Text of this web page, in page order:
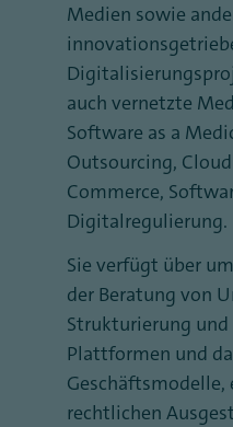
Medien sowie
auch vernetzte
Software as a
Outsourcing,
Commerce,
Digitalregulierung.
Sie verfügt über
der Beratung von
Strukturierung
Plattformen und
rechtlichen